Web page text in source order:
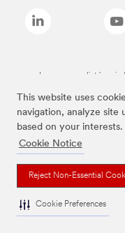
This website uses
navigation, analyze site
based on your interests.
Cookie Notice
Reject Non-Essential
Cookie Preferences
Les marques listées ci-